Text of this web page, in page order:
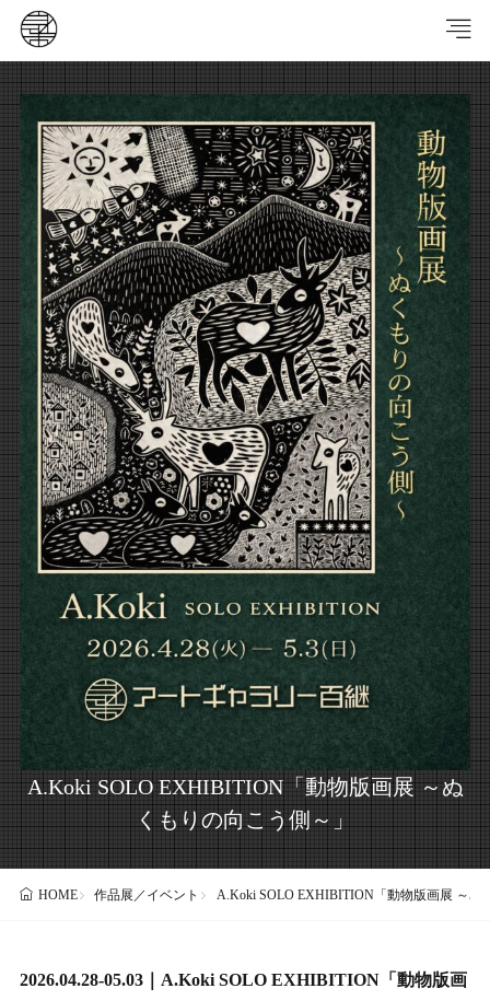
A.Koki SOLO EXHIBITION「動物版画展 ～ぬ
くもりの向こう側～」
HOME 作品展／イベント A.Koki SOLO EXHIBITION「動物版画展 ～ぬ
2026.04.28-05.03｜A.Koki SOLO EXHIBITION「動物版画